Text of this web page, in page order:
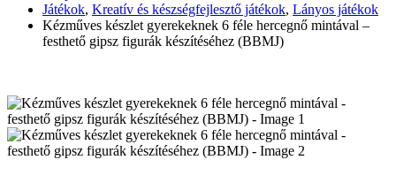
Játékok, Kreatív és készségfejlesztő játékok, Lányos játékok
Kézműves készlet gyerekeknek 6 féle hercegnő mintával –
festhető gipsz figurák készítéséhez (BBMJ)